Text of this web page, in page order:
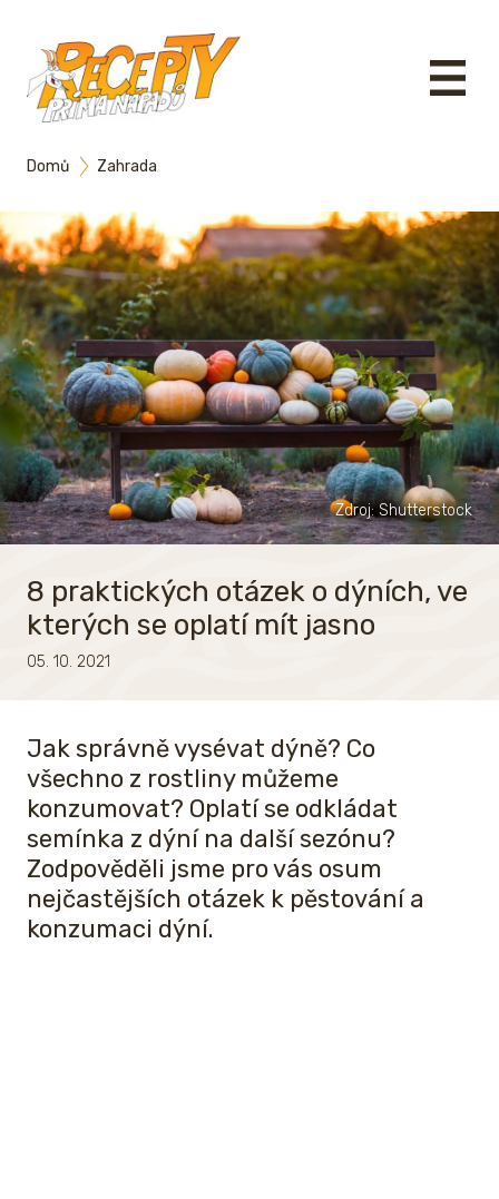
Domů Zahrada
Zdroj: Shutterstock
8 praktických otázek o dýních, ve
kterých se oplatí mít jasno
05. 10. 2021
Jak správně vysévat dýně? Co
všechno z rostliny můžeme
konzumovat? Oplatí se odkládat
semínka z dýní na další sezónu?
Zodpověděli jsme pro vás osum
nejčastějších otázek k pěstování a
konzumaci dýní.